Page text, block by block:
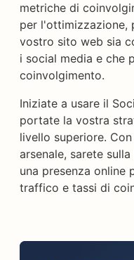
metriche di
per l'ottimizzazione,
vostro sito web sia
i social media e che
coinvolgimento.
Iniziate a usare il
portate la vostra
livello superiore.
arsenale, sarete
una presenza online
traffico e tassi di